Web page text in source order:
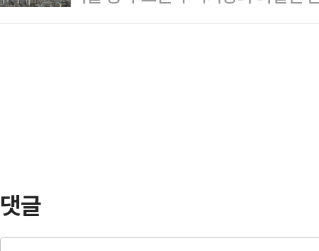
사를 겸해 안…
의 예상 강수량은 ▲서울·인천
가 퍼지긴 어렵다는 전망이 지배적
댓글